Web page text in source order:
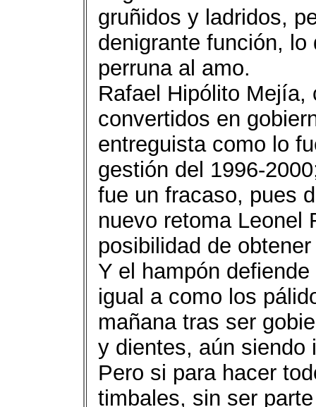
gruñidos y ladridos,
denigrante función,
perruna al amo.
Rafael Hipólito Mejía,
convertidos en
entreguista como lo
gestión del 1996-
fue un fracaso, pues
nuevo retoma Leonel
posibilidad de
Y el hampón
igual a como los
mañana tras ser
y dientes, aún siendo
Pero si para hacer
timbales, sin ser